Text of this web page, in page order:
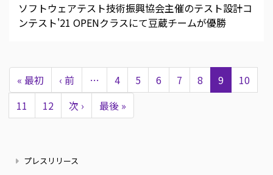
ソフトウェアテスト技術振興協会主催のテスト設計コ
ンテスト'21 OPENクラスにて豆蔵チームが優勝
ペ
ジ
送
り
先
頭
ペ
« 最初
前
ペ
ー
‹ 前 … Page
4 Page
5 Page
6 Page
7 Page
8
カ
レ
9 Page
10
Page
11 Page
12
次
ペ
ジ
次 ›
最
終
最後 »
ニ プレスリリース